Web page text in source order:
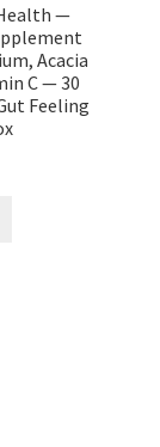
—
Acacia
C — 30
Feeling